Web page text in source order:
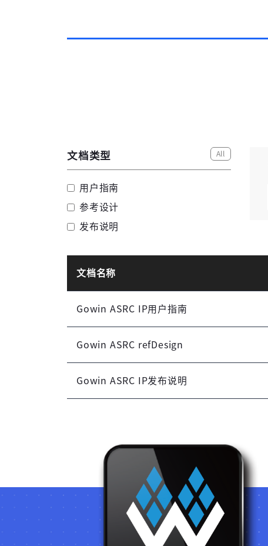
文档类型 All
用户指南
参考设计
发布说明
文档名称
Gowin ASRC IP用户指南
Gowin ASRC refDesign
Gowin ASRC IP发布说明